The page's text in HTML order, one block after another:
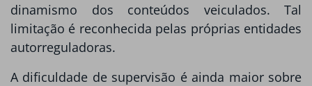
dinamismo dos conteúdos veiculados. Tal
limitação é reconhecida pelas próprias entidades
autorreguladoras.
A dificuldade de supervisão é ainda maior sobre